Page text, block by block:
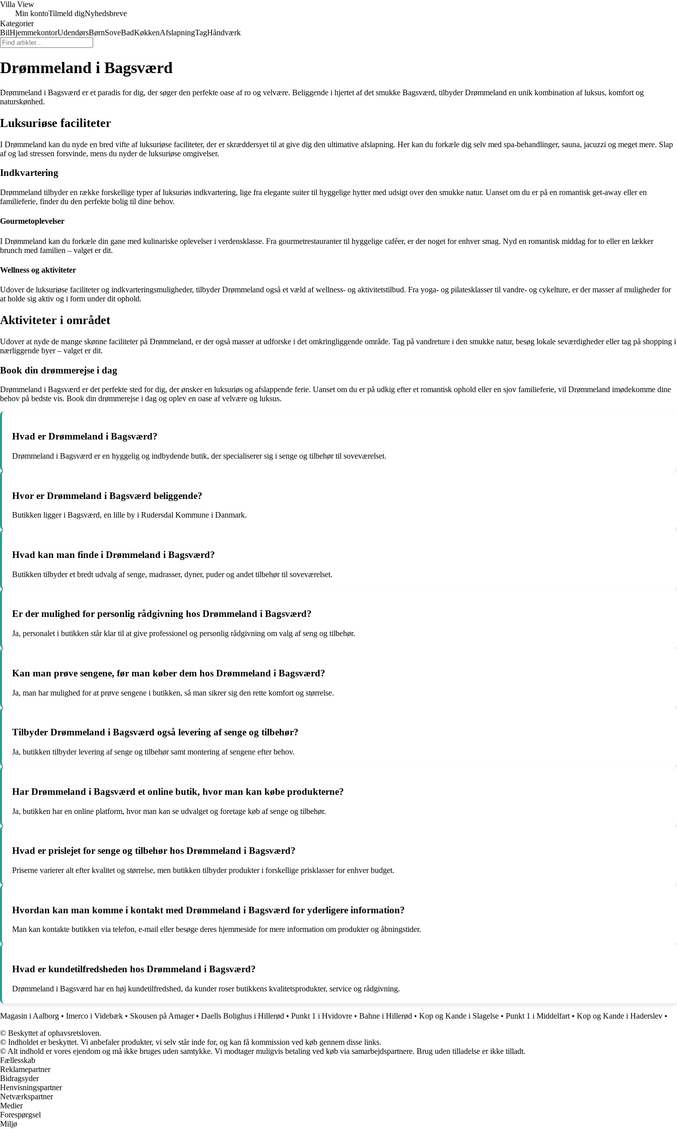
Villa View
Min kontoTilmeld digNyhedsbreve
Kategorier
BilHjemmekontorUdendørsBørnSoveBadKøkkenAfslapningTagHåndværk
Drømmeland i Bagsværd
Drømmeland i Bagsværd er et paradis for dig, der søger den perfekte oase af ro og velvære. Beliggende i hjertet af det smukke Bagsværd, tilbyder Drømmeland en unik kombination af luksus, komfort og
naturskønhed.
Luksuriøse faciliteter
I Drømmeland kan du nyde en bred vifte af luksuriøse faciliteter, der er skræddersyet til at give dig den ultimative afslapning. Her kan du forkæle dig selv med spa-behandlinger, sauna, jacuzzi og meget mere. Slap
af og lad stressen forsvinde, mens du nyder de luksuriøse omgivelser.
Indkvartering
Drømmeland tilbyder en række forskellige typer af luksuriøs indkvartering, lige fra elegante suiter til hyggelige hytter med udsigt over den smukke natur. Uanset om du er på en romantisk get-away eller en
familieferie, finder du den perfekte bolig til dine behov.
Gourmetoplevelser
I Drømmeland kan du forkæle din gane med kulinariske oplevelser i verdensklasse. Fra gourmetrestauranter til hyggelige caféer, er der noget for enhver smag. Nyd en romantisk middag for to eller en lækker
brunch med familien – valget er dit.
Wellness og aktiviteter
Udover de luksuriøse faciliteter og indkvarteringsmuligheder, tilbyder Drømmeland også et væld af wellness- og aktivitetstilbud. Fra yoga- og pilatesklasser til vandre- og cykelture, er der masser af muligheder for
at holde sig aktiv og i form under dit ophold.
Aktiviteter i området
Udover at nyde de mange skønne faciliteter på Drømmeland, er der også masser at udforske i det omkringliggende område. Tag på vandreture i den smukke natur, besøg lokale seværdigheder eller tag på shopping i
nærliggende byer – valget er dit.
Book din drømmerejse i dag
Drømmeland i Bagsværd er det perfekte sted for dig, der ønsker en luksuriøs og afslappende ferie. Uanset om du er på udkig efter et romantisk ophold eller en sjov familieferie, vil Drømmeland imødekomme dine
behov på bedste vis. Book din drømmerejse i dag og oplev en oase af velvære og luksus.
Hvad er Drømmeland i Bagsværd?
Drømmeland i Bagsværd er en hyggelig og indbydende butik, der specialiserer sig i senge og tilbehør til soveværelset.
Hvor er Drømmeland i Bagsværd beliggende?
Butikken ligger i Bagsværd, en lille by i Rudersdal Kommune i Danmark.
Hvad kan man finde i Drømmeland i Bagsværd?
Butikken tilbyder et bredt udvalg af senge, madrasser, dyner, puder og andet tilbehør til soveværelset.
Er der mulighed for personlig rådgivning hos Drømmeland i Bagsværd?
Ja, personalet i butikken står klar til at give professionel og personlig rådgivning om valg af seng og tilbehør.
Kan man prøve sengene, før man køber dem hos Drømmeland i Bagsværd?
Ja, man har mulighed for at prøve sengene i butikken, så man sikrer sig den rette komfort og størrelse.
Tilbyder Drømmeland i Bagsværd også levering af senge og tilbehør?
Ja, butikken tilbyder levering af senge og tilbehør samt montering af sengene efter behov.
Har Drømmeland i Bagsværd et online butik, hvor man kan købe produkterne?
Ja, butikken har en online platform, hvor man kan se udvalget og foretage køb af senge og tilbehør.
Hvad er prislejet for senge og tilbehør hos Drømmeland i Bagsværd?
Priserne varierer alt efter kvalitet og størrelse, men butikken tilbyder produkter i forskellige prisklasser for enhver budget.
Hvordan kan man komme i kontakt med Drømmeland i Bagsværd for yderligere information?
Man kan kontakte butikken via telefon, e-mail eller besøge deres hjemmeside for mere information om produkter og åbningstider.
Hvad er kundetilfredsheden hos Drømmeland i Bagsværd?
Drømmeland i Bagsværd har en høj kundetilfredshed, da kunder roser butikkens kvalitetsprodukter, service og rådgivning.
Magasin i Aalborg • Imerco i Videbæk • Skousen på Amager• Daells Bolighus i Hillerød • Punkt 1 i Hvidovre • Bahne i Hillerød • Kop og Kande i Slagelse • Punkt 1 i Middelfart • Kop og Kande i Haderslev •
© Beskyttet af ophavsretsloven.
© Indholdet er beskyttet. Vi anbefaler produkter, vi selv står inde for, og kan få kommission ved køb gennem disse links.
© Alt indhold er vores ejendom og må ikke bruges uden samtykke. Vi modtager muligvis betaling ved køb via samarbejdspartnere. Brug uden tilladelse er ikke tilladt.
Fællesskab
Reklamepartner
Bidragsyder
Henvisningspartner
Netværkspartner
Medier
Forespørgsel
Miljø